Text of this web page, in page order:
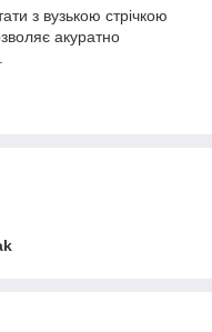
з вузькою стрічкою
акуратно